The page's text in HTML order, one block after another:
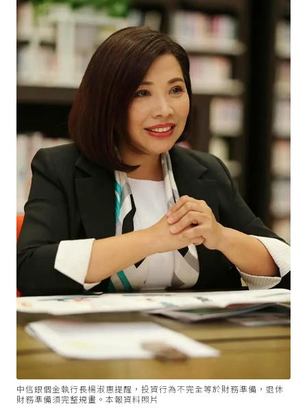
中信銀個金執行長楊淑惠提醒，投資行為不完全等於財務準備，退休
財務準備須完整規畫。本報資料照片